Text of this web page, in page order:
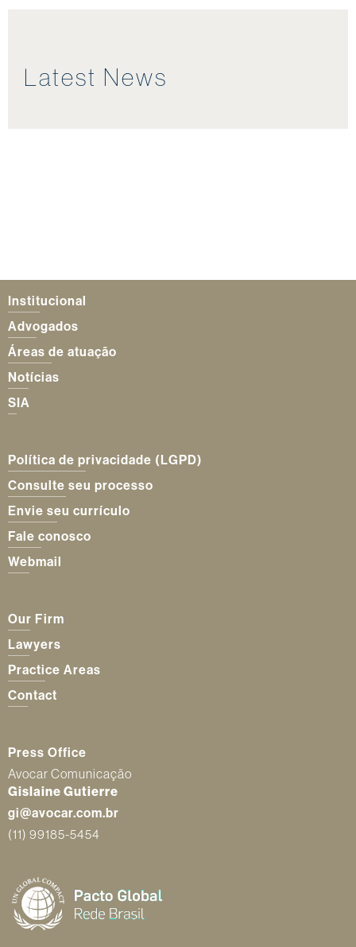
Latest News
Institucional
Advogados
Áreas de atuação
Notícias
SIA
Política de privacidade (LGPD)
Consulte seu processo
Envie seu currículo
Fale conosco
Webmail
Our Firm
Lawyers
Practice Areas
Contact
Press Office
Avocar Comunicação
Gislaine Gutierre
gi@avocar.com.br
(11) 99185-5454